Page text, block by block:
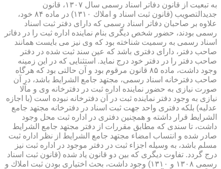
به تبعیت از قانون دفاتر اسناد رسمی سال ۱۳۰۷، قانون
جدیدالتصویب (قانون ثبت اسناد و املاك ۱۳۱۰) در ماده ۸۴ خود،
علاوه بر صاحبان دفاتر اسناد رسمی كه دارای دفتر ثبت اسناد
رسمی بودند، حضور شخص دیگری بنام نماینده اداره ثبت را در دفاتر
اسناد رسمی به رسمیت شناخته بود كه وی نیز می بایست همانند
صاحب دفتر، دارای دفتری باشد كه عین سند ثبت شده در دفتر
صاحب دفتر را در دفتر خود درج نماید. استثنایی كه در این زمینه
وجود داشت، ماده ۸۵ قانون مرقوم بود و آن حالتی بود كه هرگاه
صاحب دفترخانه اسناد رسمی، مجتهد جامع الشرایط باشد، در آن
صورت نیازی به حضور نماینده اداره ثبت در دفترخانه وی و مآلا
نیازی به وجود دفتر نماینده ثبت در آن دفترخانه نبوده است (با اجازه
عدلیه) بلكه دفتری واحد جهت ثبت اسناد در دفترخانه مجتهد جامع
الشرایط قرار داشته و همچنین دفتری در اداره ثبت محل وجود
داشت، تا سندی كه مطابق مقررات از دفتر مجتهد جامع الشرایط
صادر شده و انتساب امضاء مجتهد جامع الشرایط از نظر اداره ثبت
مسلم باشد، به وسیله اجزاء ثبت در دفتر موجود در اداره ثبت نیز
درج گردد. تفاوت دیگری كه بین دو قانون یاد شده (قانون ثبت اسناد
رسمی ۱۳۰۸ و ۱۳۱۰) وجود داشت، بحث اختیاری بودن ثبت املاك و